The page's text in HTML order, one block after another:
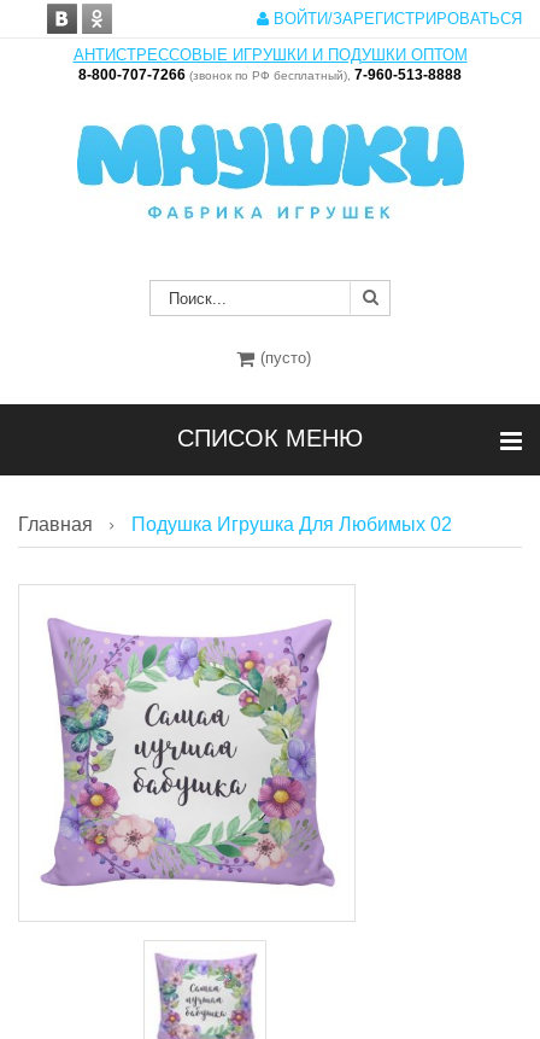
ВОЙТИ/ЗАРЕГИСТРИРОВАТЬСЯ
АНТИСТРЕССОВЫЕ ИГРУШКИ И ПОДУШКИ ОПТОМ
8-800-707-7266 (звонок по РФ бесплатный), 7-960-513-8888
(пусто)
СПИСОК МЕНЮ
Главная Подушка Игрушка Для Любимых 02